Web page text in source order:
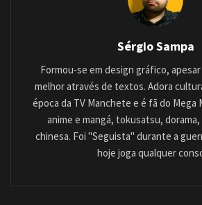
Sérgio Sampa
Formou-se em design gráfico,
melhor através de textos. Adora
época da TV Manchete e é fã do Mega
anime e mangá, tokusatsu,
chinesa. Foi "Seguista" durante a
hoje joga qualquer